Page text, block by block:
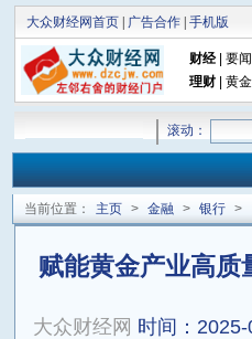
大众财经网首页| 广告合作| 手机版
财经| 要闻
理财| 黄金
滚动：
当前位置： 主页 > 金融 > 银行 >
赋能黄金产业高质
大众财经网 时间：